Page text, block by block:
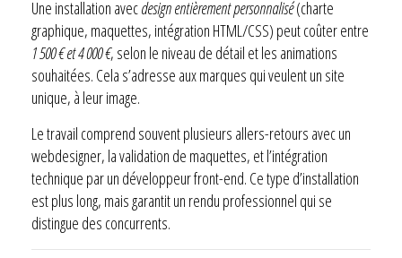
Une installation avecdesign entièrement personnalisé(charte
graphique, maquettes, intégration HTML/CSS) peut coûter entre
1 500 € et 4 000 €, selon le niveau de détail et les animations
souhaitées. Cela s’adresse aux marques qui veulent un site
unique, à leur image.
Le travail comprend souvent plusieurs allers-retours avec un
webdesigner, la validation de maquettes, et l’intégration
technique par un développeur front-end. Ce type d’installation
est plus long, mais garantit un rendu professionnel qui se
distingue des concurrents.